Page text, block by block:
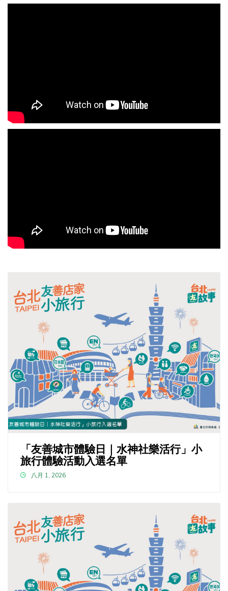
「友善城市體驗日｜水神社樂活行」小
旅行體驗活動入選名單
八月 1, 2026